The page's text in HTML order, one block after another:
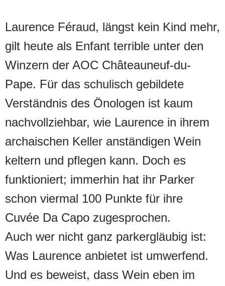
méditation, der einen mit seiner
komplexen, vielschichtigen, Aromatik
gefangen nimmt.
Laurence Féraud, längst kein Kind mehr,
gilt heute als Enfant terrible unter den
Winzern der AOC Châteauneuf-du-
Pape. Für das schulisch gebildete
Verständnis des Önologen ist kaum
nachvollziehbar, wie Laurence in ihrem
archaischen Keller anständigen Wein
keltern und pflegen kann. Doch es
funktioniert; immerhin hat ihr Parker
schon viermal 100 Punkte für ihre
Cuvée Da Capo zugesprochen.
Auch wer nicht ganz parkergläubig ist:
Was Laurence anbietet ist umwerfend.
Und es beweist, dass Wein eben im